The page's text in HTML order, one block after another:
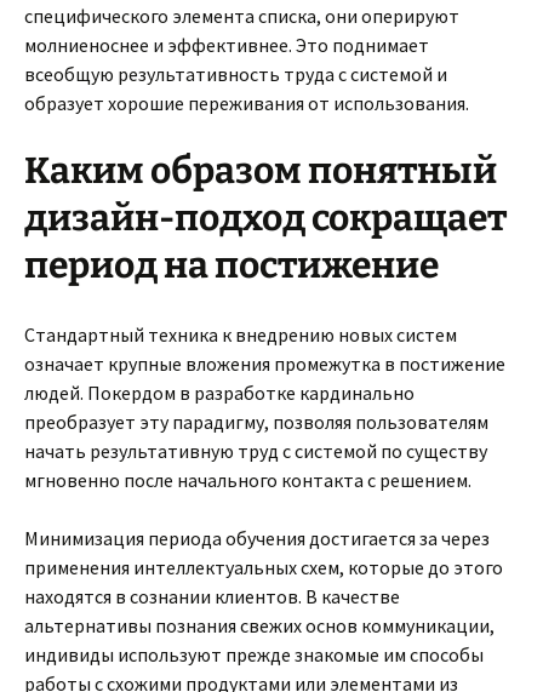
специфического элемента списка, они оперируют
молниеноснее и эффективнее. Это поднимает
всеобщую результативность труда с системой и
образует хорошие переживания от использования.
Каким образом понятный
дизайн-подход сокращает
период на постижение
Стандартный техника к внедрению новых систем
означает крупные вложения промежутка в постижение
людей. Покердом в разработке кардинально
преобразует эту парадигму, позволяя пользователям
начать результативную труд с системой по существу
мгновенно после начального контакта с решением.
Минимизация периода обучения достигается за через
применения интеллектуальных схем, которые до этого
находятся в сознании клиентов. В качестве
альтернативы познания свежих основ коммуникации,
индивиды используют прежде знакомые им способы
работы с схожими продуктами или элементами из